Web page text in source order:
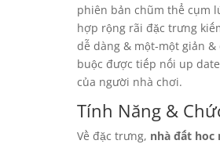
phiên bản chũm thể cụm
hợp rộng rãi đặc trưng
dễ dàng & một-một giản
buộc được tiếp nối up
của người nhà chơi.
Tính Năng &
Về đặc trưng, nhà đất hoc